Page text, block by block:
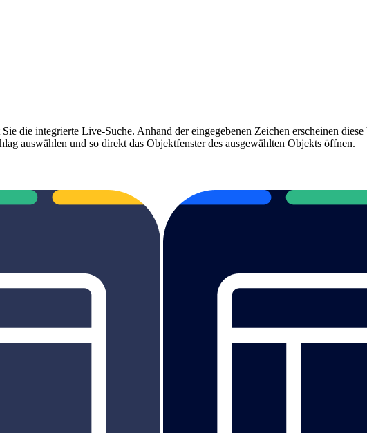
die integrierte Live-Suche. Anhand der eingegebenen Zeichen erscheinen
auswählen und so direkt das Objektfenster des ausgewählten Objekts öffnen.